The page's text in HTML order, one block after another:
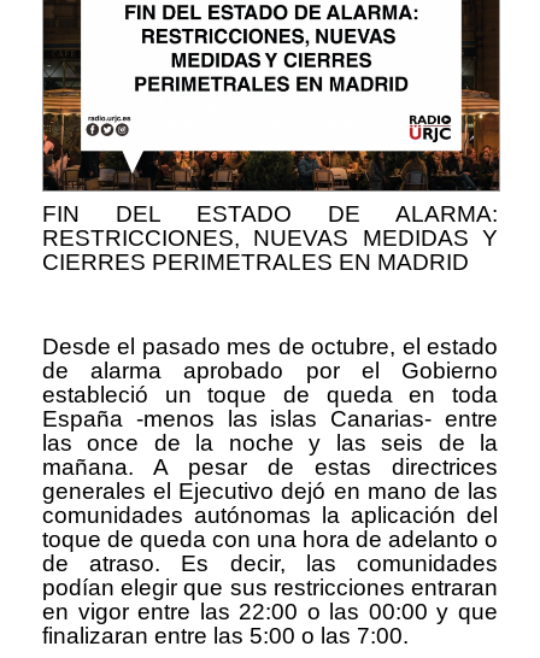
FIN DEL ESTADO DE ALARMA:
RESTRICCIONES, NUEVAS MEDIDAS Y
CIERRES PERIMETRALES EN MADRID
Desde el pasado mes de octubre, el estado
de alarma aprobado por el Gobierno
estableció un toque de queda en toda
España -menos las islas Canarias- entre
las once de la noche y las seis de la
mañana. A pesar de estas directrices
generales el Ejecutivo dejó en mano de las
comunidades autónomas la aplicación del
toque de queda con una hora de adelanto o
de atraso. Es decir, las comunidades
podían elegir que sus restricciones entraran
en vigor entre las 22:00 o las 00:00 y que
finalizaran entre las 5:00 o las 7:00.